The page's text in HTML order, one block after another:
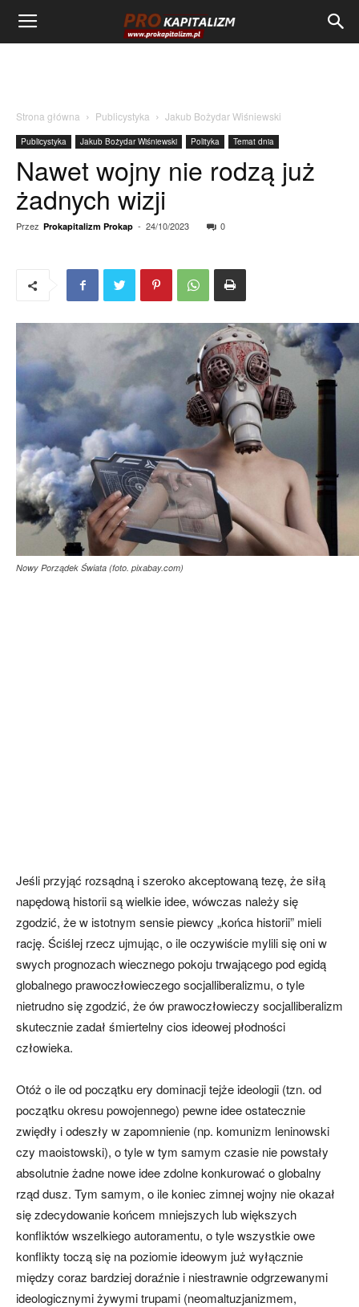
Strona główna Publicystyka Jakub Bożydar Wiśniewski
Publicystyka Jakub Bożydar Wiśniewski Polityka Temat dnia
Nawet wojny nie rodzą już
żadnych wizji
Przez Prokapitalizm Prokap - 24/10/2023 0
Nowy Porządek Świata (foto. pixabay.com)
Jeśli przyjąć rozsądną i szeroko akceptowaną tezę, że siłą
napędową historii są wielkie idee, wówczas należy się
zgodzić, że w istotnym sensie piewcy „końca historii” mieli
rację. Ściślej rzecz ujmując, o ile oczywiście mylili się oni w
swych prognozach wiecznego pokoju trwającego pod egidą
globalnego prawoczłowieczego socjalliberalizmu, o tyle
nietrudno się zgodzić, że ów prawoczłowieczy socjalliberalizm
skutecznie zadał śmiertelny cios ideowej płodności
człowieka.
Otóż o ile od początku ery dominacji tejże ideologii (tzn. od
początku okresu powojennego) pewne idee ostatecznie
zwiędły i odeszły w zapomnienie (np. komunizm leninowski
czy maoistowski), o tyle w tym samym czasie nie powstały
absolutnie żadne nowe idee zdolne konkurować o globalny
rząd dusz. Tym samym, o ile koniec zimnej wojny nie okazał
się zdecydowanie końcem mniejszych lub większych
konfliktów wszelkiego autoramentu, o tyle wszystkie owe
konflikty toczą się na poziomie ideowym już wyłącznie
między coraz bardziej doraźnie i niestrawnie odgrzewanymi
ideologicznymi żywymi trupami (neomaltuzjanizmem,